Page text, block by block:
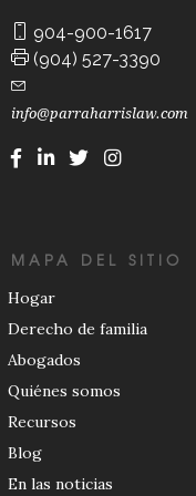
904-900-1617
(904) 527-3390
info@parraharrislaw.com
MAPA DEL SITIO
Hogar
Derecho de familia
Abogados
Quiénes somos
Recursos
Blog
En las noticias